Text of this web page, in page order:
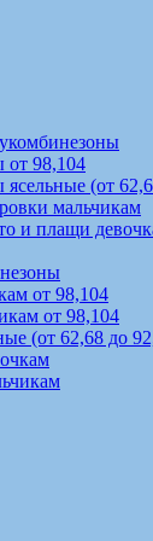
от 98,104
(от
мальчикам
и плащи
от 98,104
от 98,104
(от 62,68 до